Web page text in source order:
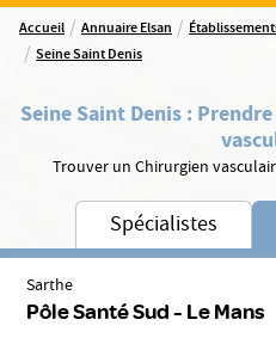
Accueil / Annuaire Elsan /
/ Seine Saint Denis
Seine Saint Denis : Prendre
Trouver un Chirurgien
Spécialistes
Sarthe
Pôle Santé Sud - Le Mans